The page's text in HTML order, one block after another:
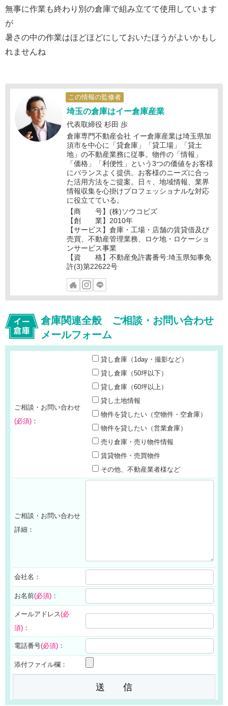
無事に作業も終わり別の倉庫で組み立てて使用しています
が
暑さの中の作業はほどほどにしておいたほうがよいかもし
れませんね
この情報の監修者
埼玉の倉庫はイー倉庫産業
代表取締役 杉田 歩
倉庫専門不動産会社 イー倉庫産業は埼玉県加
須市を中心に「貸倉庫」「貸工場」「貸土
地」の不動産業務に従事。物件の「情報」
「価格」「利便性」という3つの価値をお客様
にバランスよく提供。お客様のニーズに合っ
た活用方法をご提案。日々、地域情報、業界
情報収集を心掛けプロフェッショナルな対応
に役立てている。
【商 号】(株)ソウコビズ
【創 業】2010年
【サービス】倉庫・工場・店舗の賃貸借及び
売買、不動産管理業務、ロケ地・ロケーショ
ンサービス事業
【資 格】不動産免許書番号:埼玉県知事免
許(3)第22622号
倉庫関連全般 ご相談・お問い合わせ
メールフォーム
ご相談・お問い合わせ
(必須) ：
貸し倉庫（1day・撮影など）
貸し倉庫（50坪以下）
貸し倉庫（60坪以上）
貸し土地情報
物件を貸したい（空物件・空倉庫）
物件を貸したい（営業倉庫）
売り倉庫・売り物件情報
賃貸物件・売買物件
その他、不動産業者様など
ご相談・お問い合わせ
詳細：
会社名：
お名前(必須) ：
メールアドレス(必
須) ：
電話番号(必須) ：
添付ファイル欄：